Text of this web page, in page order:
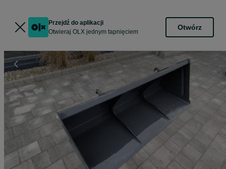
Przejdź do aplikacji
Otwieraj OLX jednym tapnięciem
Otwórz